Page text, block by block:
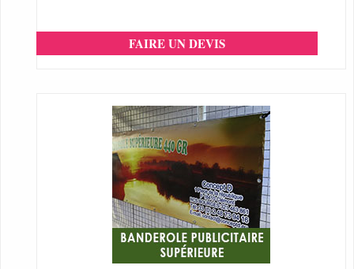
FAIRE UN DEVIS